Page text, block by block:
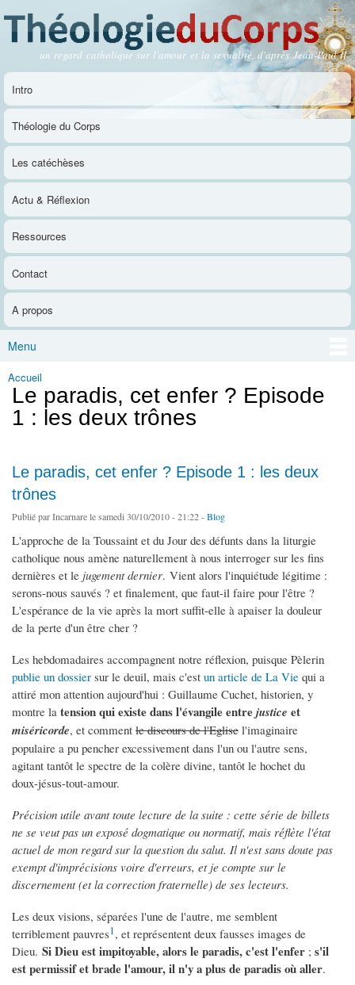
contenu
principal
Théologie du Corps
un regard catholique sur l'amour et la sexualité, d'après Jean-Paul II
Menu principal
Intro
Théologie du Corps
Les catéchèses
Actu & Réflexion
Ressources
Contact
A propos
Menu
Vous êtes ici
Accueil
Le paradis, cet enfer ? Episode
1 : les deux trônes
Le paradis, cet enfer ? Episode 1 : les deux
trônes
Publié parIncarnarele samedi 30/10/2010 - 21:22 -Blog
L'approche de la Toussaint et du Jour des défunts dans la liturgie
catholique nous amène naturellement à nous interroger sur les fins
dernières et le jugement dernier. Vient alors l'inquiétude légitime :
serons-nous sauvés ? et finalement, que faut-il faire pour l'être ?
L'espérance de la vie après la mort suffit-elle à apaiser la douleur
de la perte d'un être cher ?
Les hebdomadaires accompagnent notre réflexion, puisque Pèlerin
publie un dossier sur le deuil, mais c'est un article de La Vie qui a
attiré mon attention aujourd'hui : Guillaume Cuchet, historien, y
montre la tension qui existe dans l'évangile entrejustice et
miséricorde, et comment le discours de l'Eglise l'imaginaire
populaire a pu pencher excessivement dans l'un ou l'autre sens,
agitant tantôt le spectre de la colère divine, tantôt le hochet du
doux-jésus-tout-amour.
Précision utile avant toute lecture de la suite : cette série de billets
ne se veut pas un exposé dogmatique ou normatif, mais réflète l'état
actuel de mon regard sur la question du salut. Il n'est sans doute pas
exempt d'imprécisions voire d'erreurs, et je compte sur le
discernement (et la correction fraternelle) de ses lecteurs.
Les deux visions, séparées l'une de l'autre, me semblent
terriblement pauvres1, et représentent deux fausses images de
Dieu. Si Dieu est impitoyable, alors le paradis, c'est l'enfer ; s'il
est permissif et brade l'amour, il n'y a plus de paradis où aller.